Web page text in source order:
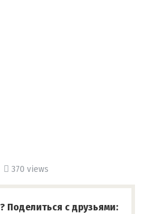
370 views
Поделиться с друзьями: